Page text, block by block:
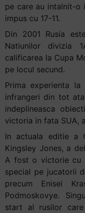
pe care au intalnit-o
impus cu 17-11.
Din 2001 Rusia
Natiunilor divizia
calificarea la Cupa
pe locul secund.
Prima experienta
infrangeri din tot
indeplineasca
victoria in fata SUA,
In actuala editie a
Kingsley Jones, a
A fost o victorie cu
special pe jucatorii
precum Enisei
Podmoskovye.
start al rusilor care